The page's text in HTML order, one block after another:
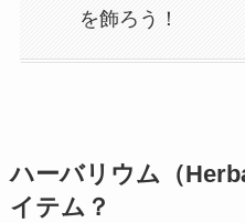
を飾ろう！
ハーバリウム（
イテム？